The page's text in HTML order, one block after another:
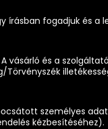
fogadjuk és a
vásárló és a
Törvényszék
személyes
kézbesítéséhez).